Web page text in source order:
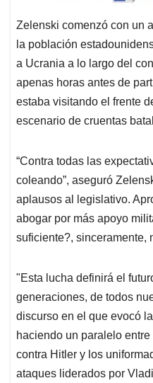
Zelenski comenzó con un
la población
a Ucrania a lo largo del
apenas horas antes de
estaba visitando el frente
escenario de cruentas
“Contra todas las
coleando”, aseguró
aplausos al legislativo.
abogar por más apoyo
suficiente?, sinceramente,
"Esta lucha definirá el
generaciones, de todos
discurso en el que evocó
haciendo un paralelo
contra Hitler y los
ataques liderados por